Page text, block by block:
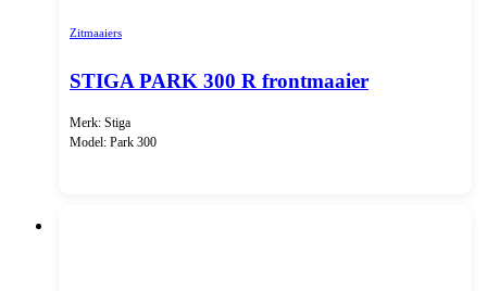
Zitmaaiers
STIGA PARK 300 R frontmaaier
Merk: Stiga
Model: Park 300